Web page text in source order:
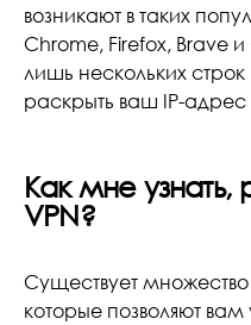
возникают в таких
Chrome, Firefox, Brave
лишь нескольких
раскрыть ваш IP-
Как мне
VPN?
Существует
которые позволяют